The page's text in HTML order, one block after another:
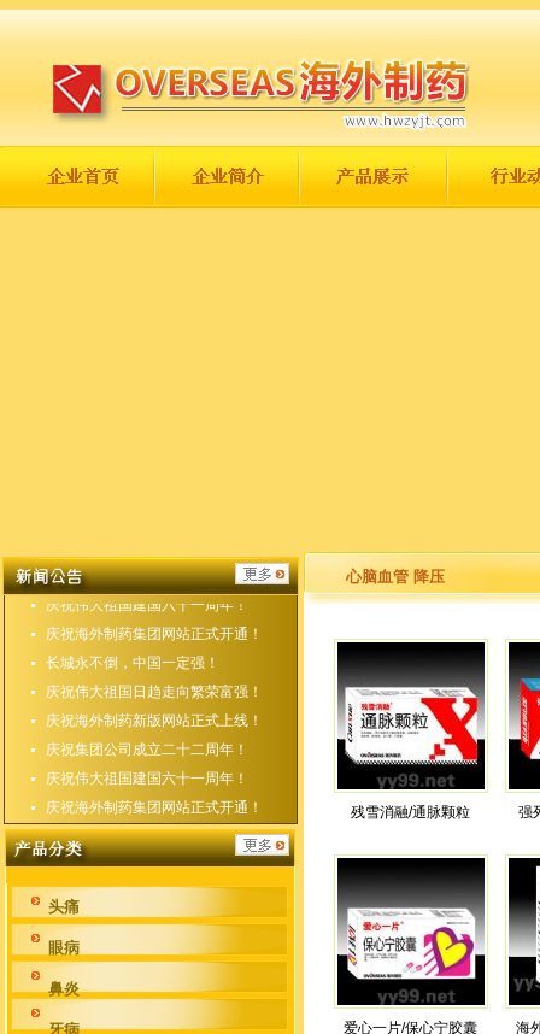
庆祝集团公司成立二十二周年！
庆祝伟大祖国建国六十一周年！
庆祝海外制药集团网站正式开通！
长城永不倒，中国一定强！
庆祝伟大祖国日趋走向繁荣富强！
庆祝海外制药新版网站正式上线！
庆祝集团公司成立二十二周年！
庆祝伟大祖国建国六十一周年！
庆祝海外制药集团网站正式开通！
头痛
眼病
鼻炎
牙病
心脑血管 降压
残雪消融/通脉颗粒 强
爱心一片/保心宁胶囊 海